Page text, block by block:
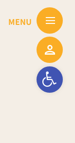
Ouvrir la